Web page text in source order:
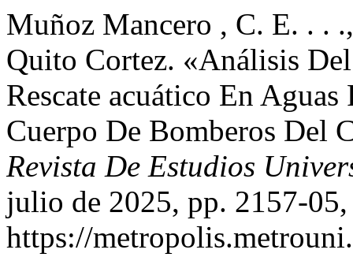
Muñoz Mancero , C. E. . .
Quito Cortez. «Análisis
Rescate acuático En
Cuerpo De Bomberos Del
Revista De Estudios
julio de 2025, pp. 2157-05,
https://